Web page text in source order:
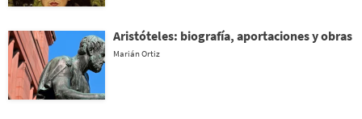
Aristóteles: biografía, aportaciones y obras
Marián Ortiz